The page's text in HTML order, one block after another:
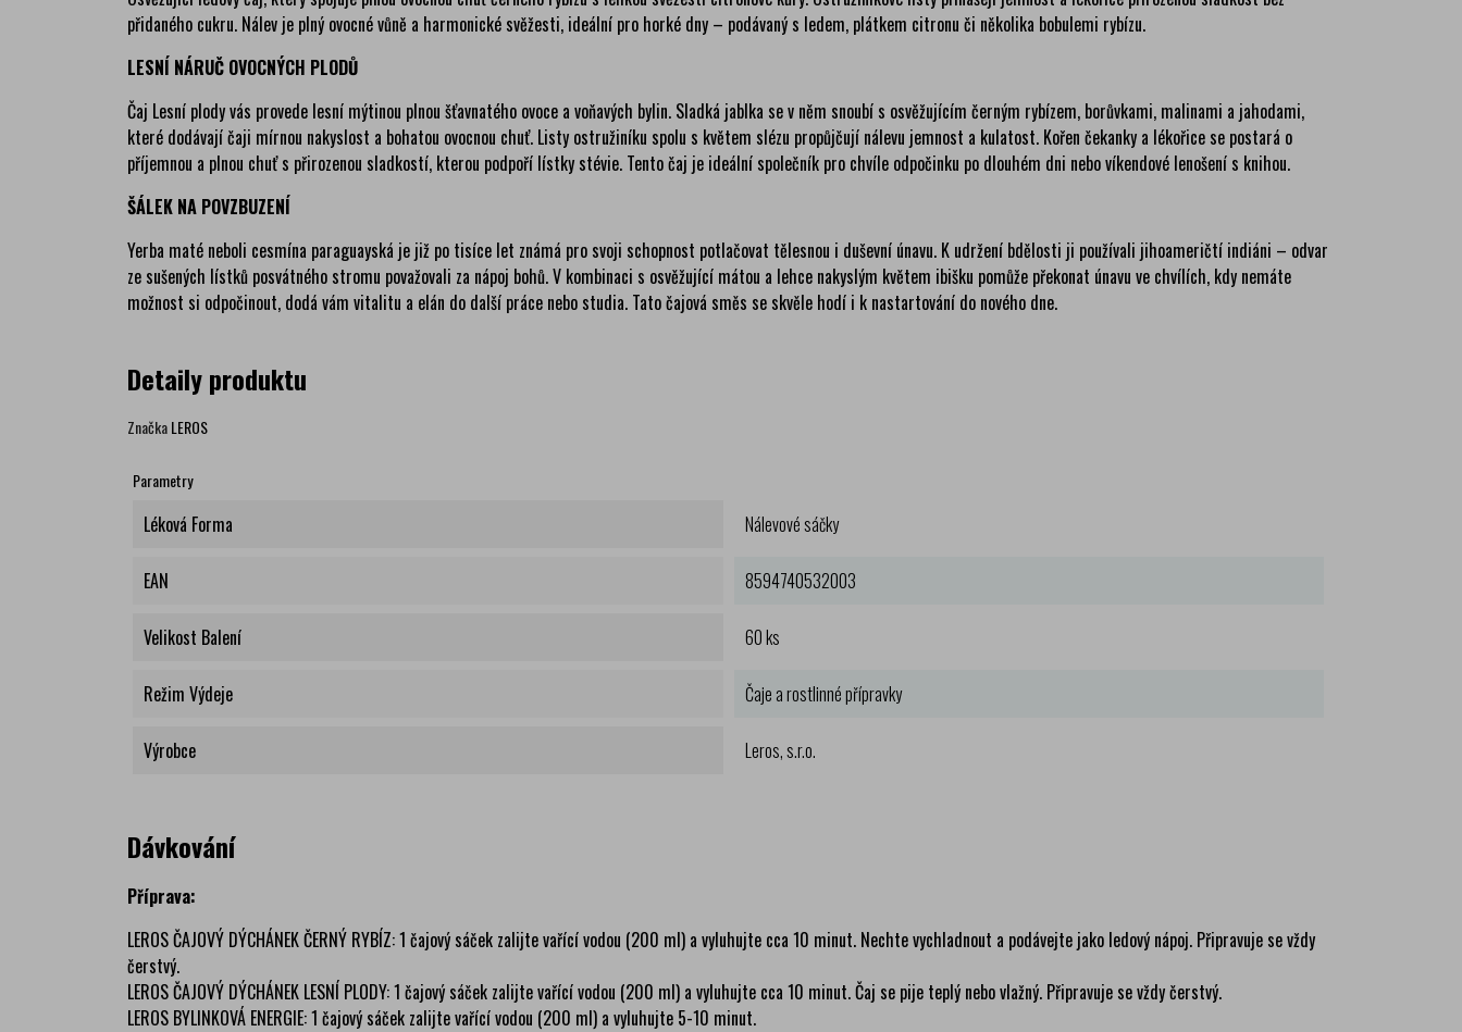
přidaného cukru. Nálev je plný ovocné vůně a harmonické svěžesti, ideální pro horké dny – podávaný s ledem, plátkem citronu či několika bobulemi rybízu.
LESNÍ NÁRUČ OVOCNÝCH PLODŮ
Čaj Lesní plody vás provede lesní mýtinou plnou šťavnatého ovoce a voňavých bylin. Sladká jablka se v něm snoubí s osvěžujícím černým rybízem, borůvkami, malinami a jahodami,
které dodávají čaji mírnou nakyslost a bohatou ovocnou chuť. Listy ostružiníku spolu s květem slézu propůjčují nálevu jemnost a kulatost. Kořen čekanky a lékořice se postará o
příjemnou a plnou chuť s přirozenou sladkostí, kterou podpoří lístky stévie. Tento čaj je ideální společník pro chvíle odpočinku po dlouhém dni nebo víkendové lenošení s knihou.
ŠÁLEK NA POVZBUZENÍ
Yerba maté neboli cesmína paraguayská je již po tisíce let známá pro svoji schopnost potlačovat tělesnou i duševní únavu. K udržení bdělosti ji používali jihoameričtí indiáni – odvar
ze sušených lístků posvátného stromu považovali za nápoj bohů. V kombinaci s osvěžující mátou a lehce nakyslým květem ibišku pomůže překonat únavu ve chvílích, kdy nemáte
možnost si odpočinout, dodá vám vitalitu a elán do další práce nebo studia. Tato čajová směs se skvěle hodí i k nastartování do nového dne.
Detaily produktu
ZnačkaLEROS
Parametry
Léková Forma Nálevové sáčky
EAN 8594740532003
Velikost Balení 60 ks
Režim Výdeje Čaje a rostlinné přípravky
Výrobce Leros, s.r.o.
Dávkování
Příprava:
LEROS ČAJOVÝ DÝCHÁNEK ČERNÝ RYBÍZ: 1 čajový sáček zalijte vařící vodou (200 ml) a vyluhujte cca 10 minut. Nechte vychladnout a podávejte jako ledový nápoj. Připravuje se vždy
čerstvý.
LEROS ČAJOVÝ DÝCHÁNEK LESNÍ PLODY: 1 čajový sáček zalijte vařící vodou (200 ml) a vyluhujte cca 10 minut. Čaj se pije teplý nebo vlažný. Připravuje se vždy čerstvý.
LEROS BYLINKOVÁ ENERGIE: 1 čajový sáček zalijte vařící vodou (200 ml) a vyluhujte 5-10 minut.